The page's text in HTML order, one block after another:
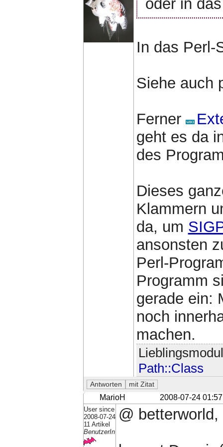
oder in
In das Perl-
Siehe auch
Ferner
geht es da
des
Dieses
Klammern
da, um
ansonsten
Perl-
Programm
gerade ein:
noch
machen.
Path::Class
MarioH 2008-07-24 01:57
User since
2008-07-24
11 Artikel
BenutzerIn
@ betterworld,